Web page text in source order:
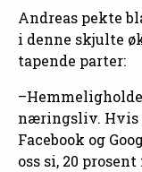
Andreas pekte
i denne skjulte
tapende parter:
næringsliv. Hvis
Facebook og
oss si, 20